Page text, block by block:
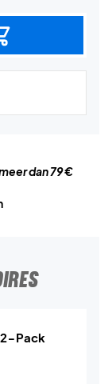
dan 79 €
2-Pack